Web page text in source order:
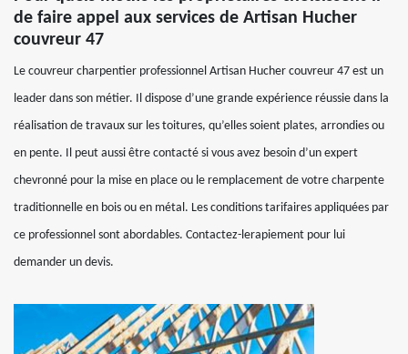
de faire appel aux services de Artisan Hucher
couvreur 47
Le couvreur charpentier professionnel Artisan Hucher couvreur 47 est un
leader dans son métier. Il dispose d’une grande expérience réussie dans la
réalisation de travaux sur les toitures, qu’elles soient plates, arrondies ou
en pente. Il peut aussi être contacté si vous avez besoin d’un expert
chevronné pour la mise en place ou le remplacement de votre charpente
traditionnelle en bois ou en métal. Les conditions tarifaires appliquées par
ce professionnel sont abordables. Contactez-lerapiement pour lui
demander un devis.